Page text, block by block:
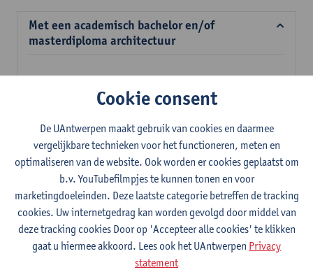
Met een academisch bachelor en/of
masterdiploma architectuur
Verplichte opleidingsonderdelen
Meubelconstructie en ergonomie
2E SEM
3studiepunten
Lesgever(s):
Inge Somers Ann Coen
Stefan Dherdt
Jan Jacobs
Mens en ruimte
2E SEM
3studiepunten
Lesgever(s):
Margo Annemans Gustaaf Cornelis
Cookie consent
De UAntwerpen maakt gebruik van cookies en daarmee
vergelijkbare technieken voor het functioneren, meten en
optimaliseren van de website. Ook worden er cookies geplaatst om
b.v. YouTubefilmpjes te kunnen tonen en voor
marketingdoeleinden. Deze laatste categorie betreffen de tracking
cookies. Uw internetgedrag kan worden gevolgd door middel van
deze tracking cookies Door op 'Accepteer alle cookies' te klikken
gaat u hiermee akkoord. Lees ook het UAntwerpen Privacy
statement